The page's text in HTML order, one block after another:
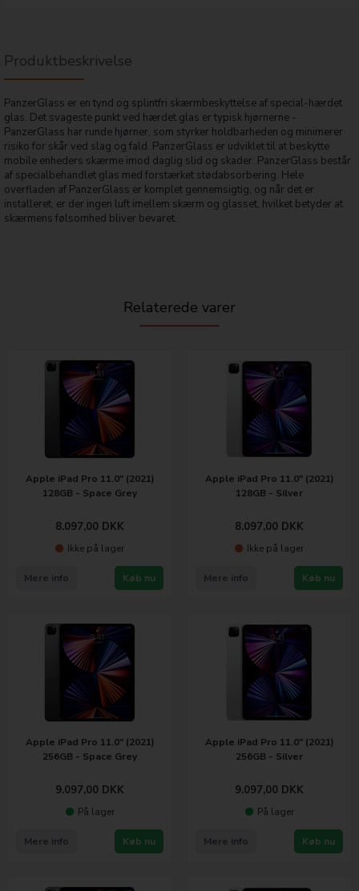
Produktbeskrivelse
PanzerGlass er en tynd og splintfri skærmbeskyttelse af special-hærdet
glas. Det svageste punkt ved hærdet glas er typisk hjørnerne -
PanzerGlass har runde hjørner, som styrker holdbarheden og minimerer
risiko for skår ved slag og fald. PanzerGlass er udviklet til at beskytte
mobile enheders skærme imod daglig slid og skader. PanzerGlass består
af specialbehandlet glas med forstærket stødabsorbering. Hele
overfladen af PanzerGlass er komplet gennemsigtig, og når det er
installeret, er der ingen luft imellem skærm og glasset, hvilket betyder at
skærmens følsomhed bliver bevaret.
Relaterede varer
Apple iPad Pro 11.0" (2021)
128GB - Space Grey
8.097,00 DKK
Ikke på lager
Køb nu
Mere info
Apple iPad Pro 11.0" (2021)
128GB - Silver
8.097,00 DKK
Ikke på lager
Køb nu
Mere info
Apple iPad Pro 11.0" (2021)
256GB - Space Grey
9.097,00 DKK
På lager
Køb nu
Mere info
Apple iPad Pro 11.0" (2021)
256GB - Silver
9.097,00 DKK
På lager
Køb nu
Mere info